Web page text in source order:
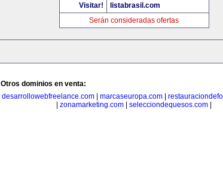
Visitar!
listabrasil.com
Serán consideradas ofertas
Otros dominios en venta:
desarrollowebfreelance.com| marcaseuropa.com|
zonamarketing.com selecciondequesos.com